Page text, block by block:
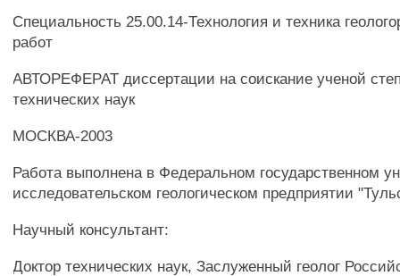
Специальность 25.00.14-Технология и техника
работ
АВТОРЕФЕРАТ диссертации на соискание ученой
технических наук
МОСКВА-2003
Работа выполнена в Федеральном государственном
исследовательском геологическом предприятии
Научный консультант:
Доктор технических наук, Заслуженный геолог